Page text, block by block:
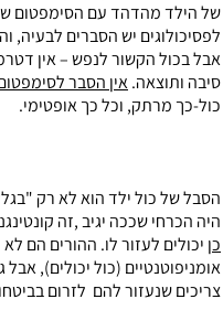
של הילד מהדהד עם הסימפטום
לפסיכולוגים יש הסברים לבעיה,
אבל בכול הקשור לנפש – אין
סיבה ותוצאה.אין הסבר
כול-כך מרתק, וכל כך אופטימי.
הסבל של כול ילד הוא לא רק
היה הכרחי שככה יגיב ,זה
כן יכולים לעזור לו. ההורים הם לא
אומניפוטנטיים (כול יכולים),
צריכים שנעזור להם לזרום